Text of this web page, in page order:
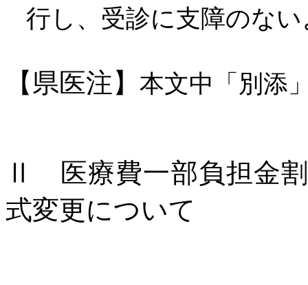
行し、受診に支障のな
【県医注】 本文中「別添
Ⅱ
医療費一部負担金
式変更について